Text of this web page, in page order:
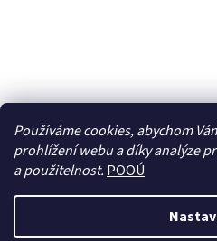
Používáme cookies, abychom
prohlížení webu a díky analýze
a použitelnost. POOÚ
Sledovat na
Vytvořil